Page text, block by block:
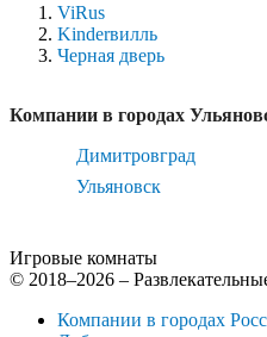
ViRus
Kinderвилль
Черная дверь
Компании в городах
Димитровград
Ульяновск
Игровые комнаты
© 2018–2026 –
Компании в городах